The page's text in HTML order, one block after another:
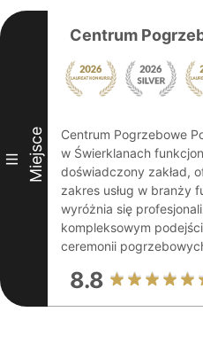
III Miejsce
Centrum
Centrum Pogrzebowe
w Świerklanach
doświadczony zakład,
zakres usług w branży
wyróżnia się
kompleksowym
ceremonii
8.8